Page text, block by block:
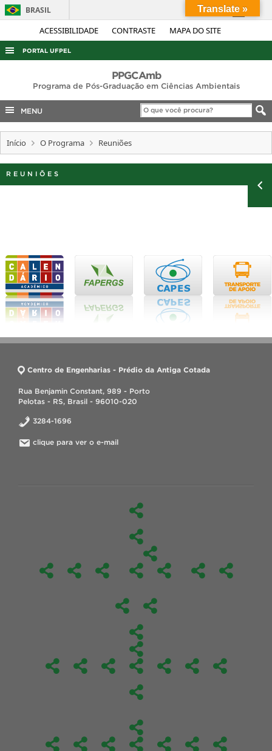
ACESSIBILIDADE CONTRASTE MAPA DO SITE
BRASIL
Simplifique!
Acesso à informação
Legislação
Canais
PORTAL UFPEL
AUDITORIA
COBALTO
CONCURSOS
EDITAIS
INTERNACIONAL
PPGCAmb
Programa de Pós-Graduação em Ciências Ambientais
MENU
Início O Programa Reuniões
REUNIÕES
Centro de Engenharias - Prédio da Antiga Cotada
Rua Benjamin Constant, 989 - Porto
Pelotas - RS, Brasil - 96010-020
3284-1696
clique para ver o e-mail
Translate »